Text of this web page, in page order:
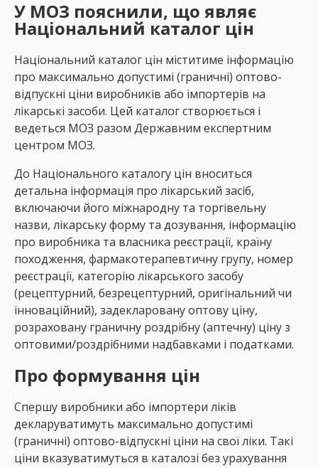
У МОЗ пояснили, що являє
Національний каталог цін
Національний каталог цін міститиме інформацію
про максимально допустимі (граничні) оптово-
відпускні ціни виробників або імпортерів на
лікарські засоби. Цей каталог створюється і
ведеться МОЗ разом Державним експертним
центром МОЗ.
До Національного каталогу цін вноситься
детальна інформація про лікарський засіб,
включаючи його міжнародну та торгівельну
назви, лікарську форму та дозування, інформацію
про виробника та власника реєстрації, країну
походження, фармакотерапевтичну групу, номер
реєстрації, категорію лікарського засобу
(рецептурний, безрецептурний, оригінальний чи
інноваційний), задекларовану оптову ціну,
розраховану граничну роздрібну (аптечну) ціну з
оптовими/роздрібними надбавками і податками.
Про формування цін
Спершу виробники або імпортери ліків
декларуватимуть максимально допустимі
(граничні) оптово-відпускні ціни на свої ліки. Такі
ціни вказуватимуться в каталозі без урахування